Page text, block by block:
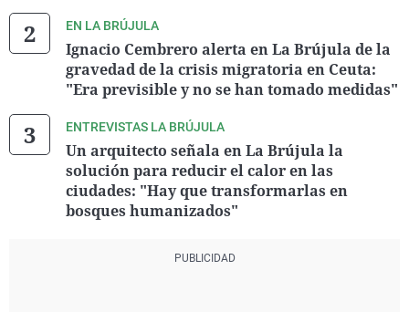
EN LA BRÚJULA
Ignacio Cembrero alerta en La Brújula de la
gravedad de la crisis migratoria en Ceuta:
"Era previsible y no se han tomado medidas"
ENTREVISTAS LA BRÚJULA
Un arquitecto señala en La Brújula la
solución para reducir el calor en las
ciudades: "Hay que transformarlas en
bosques humanizados"